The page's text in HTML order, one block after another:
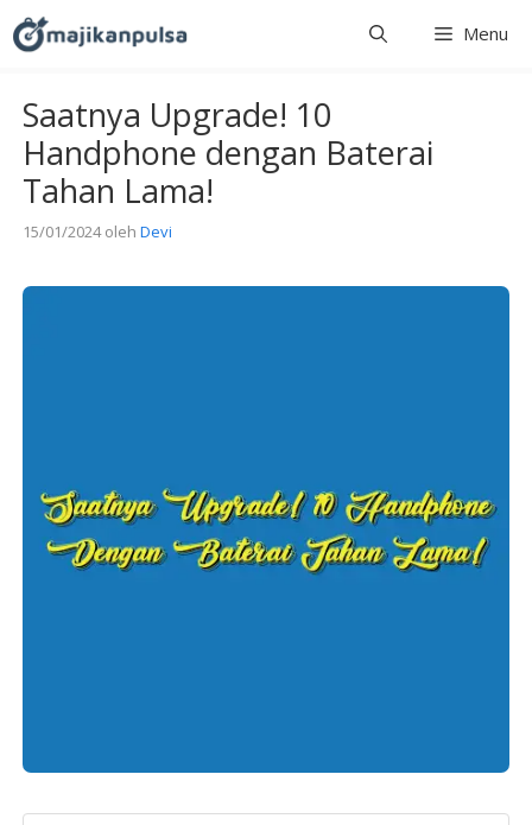
Langsung
ke
Menu
Saatnya Upgrade! 10
Handphone dengan Baterai
Tahan Lama!
15/01/2024 oleh Devi